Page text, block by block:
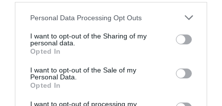
Please note that this website/app uses one or more Google
not limited to your visit or usage behaviour. You may click to
grant or deny consent to Google and its third-party tags to
use your data for below specified purposes in below Google
consent section.
Personal Data Processing Opt Outs
I want to opt-out of the Sharing of my
personal data.
Opted In
I want to opt-out of the Sale of my
Personal Data.
Opted In
I want to opt-out of processing my
Dove Roll On Men Invisible
Dry 50ml
Διαθέσιμο
2,30 €
Fa Fiji Dream Ylang Ylang
Αποσμητικό 48h σε Roll-
Διαθέσιμο
1,73 €